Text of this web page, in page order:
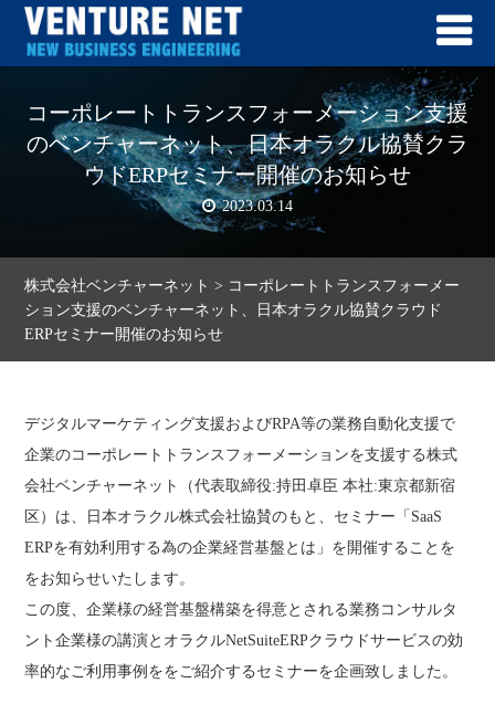
コーポレートトランスフォーメーション支援
のベンチャーネット、日本オラクル協賛クラ
ウドERPセミナー開催のお知らせ
2023.03.14
株式会社ベンチャーネット > コーポレートトランスフォーメー
ション支援のベンチャーネット、日本オラクル協賛クラウド
ERPセミナー開催のお知らせ
デジタルマーケティング支援およびRPA等の業務自動化支援で
企業のコーポレートトランスフォーメーションを支援する株式
会社ベンチャーネット（代表取締役:持田卓臣 本社:東京都新宿
区）は、日本オラクル株式会社協賛のもと、セミナー「SaaS
ERPを有効利用する為の企業経営基盤とは」を開催することを
をお知らせいたします。
この度、企業様の経営基盤構築を得意とされる業務コンサルタ
ント企業様の講演とオラクルNetSuiteERPクラウドサービスの効
率的なご利用事例ををご紹介するセミナーを企画致しました。